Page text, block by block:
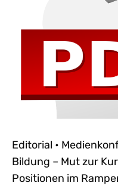
Editorial •
Bildung – Mut zur
Positionen im